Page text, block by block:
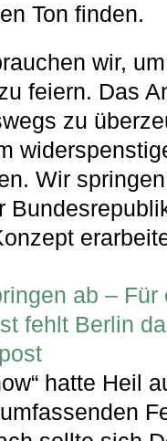
Ton finden.
wir,
feiern. Das
zu
Wir
ab – Für
fehlt Berlin
hatte Heil